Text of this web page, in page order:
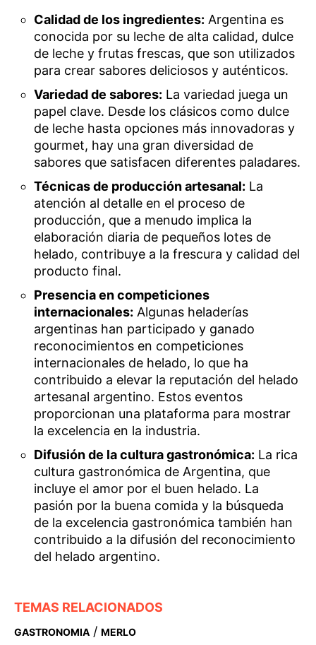
Calidad de los ingredientes: Argentina es
conocida por su leche de alta calidad, dulce
de leche y frutas frescas, que son utilizados
para crear sabores deliciosos y auténticos.
Variedad de sabores: La variedad juega un
papel clave. Desde los clásicos como dulce
de leche hasta opciones más innovadoras y
gourmet, hay una gran diversidad de
sabores que satisfacen diferentes paladares.
Técnicas de producción artesanal: La
atención al detalle en el proceso de
producción, que a menudo implica la
elaboración diaria de pequeños lotes de
helado, contribuye a la frescura y calidad del
producto final.
Presencia en competiciones
internacionales: Algunas heladerías
argentinas han participado y ganado
reconocimientos en competiciones
internacionales de helado, lo que ha
contribuido a elevar la reputación del helado
artesanal argentino. Estos eventos
proporcionan una plataforma para mostrar
la excelencia en la industria.
Difusión de la cultura gastronómica: La rica
cultura gastronómica de Argentina, que
incluye el amor por el buen helado. La
pasión por la buena comida y la búsqueda
de la excelencia gastronómica también han
contribuido a la difusión del reconocimiento
del helado argentino.
TEMAS RELACIONADOS
GASTRONOMIA / MERLO